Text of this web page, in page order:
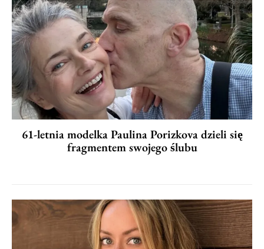
61-letnia modelka Paulina Porizkova dzieli się
fragmentem swojego ślubu